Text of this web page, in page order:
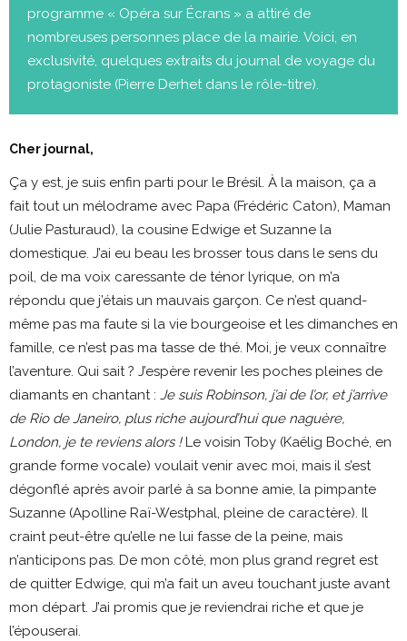
programme « Opéra sur Écrans » a attiré de
nombreuses personnes place de la mairie. Voici, en
exclusivité, quelques extraits du journal de voyage du
protagoniste (Pierre Derhet dans le rôle-titre).
Cher journal,
Ça y est, je suis enfin parti pour le Brésil. À la maison, ça a
fait tout un mélodrame avec Papa (Frédéric Caton), Maman
(Julie Pasturaud), la cousine Edwige et Suzanne la
domestique. J’ai eu beau les brosser tous dans le sens du
poil, de ma voix caressante de ténor lyrique, on m’a
répondu que j’étais un mauvais garçon. Ce n’est quand-
même pas ma faute si la vie bourgeoise et les dimanches en
famille, ce n’est pas ma tasse de thé. Moi, je veux connaître
l’aventure. Qui sait ? J’espère revenir les poches pleines de
diamants en chantant : Je suis Robinson, j’ai de l’or, et j’arrive
de Rio de Janeiro, plus riche aujourd’hui que naguère,
London, je te reviens alors !Le voisin Toby (Kaëlig Boché, en
grande forme vocale) voulait venir avec moi, mais il s’est
dégonflé après avoir parlé à sa bonne amie, la pimpante
Suzanne (Apolline Raï-Westphal, pleine de caractère). Il
craint peut-être qu’elle ne lui fasse de la peine, mais
n’anticipons pas. De mon côté, mon plus grand regret est
de quitter Edwige, qui m’a fait un aveu touchant juste avant
mon départ. J’ai promis que je reviendrai riche et que je
l’épouserai.